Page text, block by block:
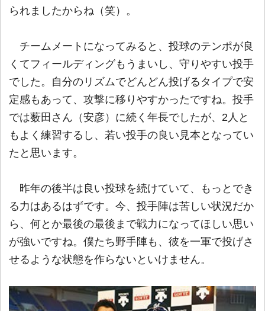
られましたからね（笑）。
チームメートになってみると、投球のテンポが良
くてフィールディングもうまいし、守りやすい投手
でした。自分のリズムでどんどん投げるタイプで安
定感もあって、攻撃に移りやすかったですね。投手
では薮田さん（安彦）に続く年長でしたが、2人と
もよく練習するし、若い投手の良い見本となってい
たと思います。
昨年の後半は良い投球を続けていて、もっとでき
る力はあるはずです。今、投手陣は苦しい状況だか
ら、何とか最後の最後まで戦力になってほしい思い
が強いですね。僕たち野手陣も、彼を一軍で投げさ
せるような状態を作らないといけません。